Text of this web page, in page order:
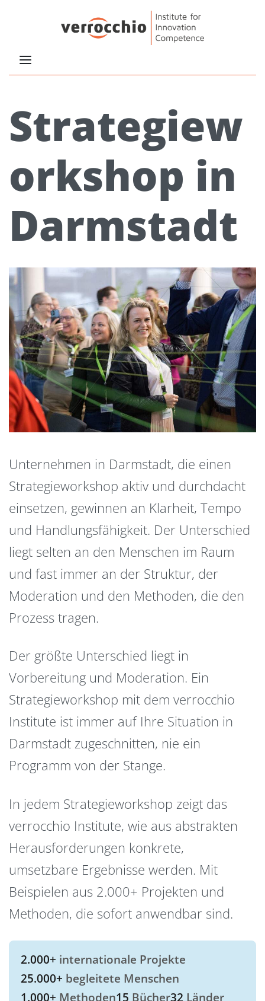
Strategiew
orkshop in
Darmstadt
Unternehmen in Darmstadt, die einen
Strategieworkshop aktiv und durchdacht
einsetzen, gewinnen an Klarheit, Tempo
und Handlungsfähigkeit. Der Unterschied
liegt selten an den Menschen im Raum
und fast immer an der Struktur, der
Moderation und den Methoden, die den
Prozess tragen.
Der größte Unterschied liegt in
Vorbereitung und Moderation. Ein
Strategieworkshop mit dem verrocchio
Institute ist immer auf Ihre Situation in
Darmstadt zugeschnitten, nie ein
Programm von der Stange.
In jedem Strategieworkshop zeigt das
verrocchio Institute, wie aus abstrakten
Herausforderungen konkrete,
umsetzbare Ergebnisse werden. Mit
Beispielen aus 2.000+ Projekten und
Methoden, die sofort anwendbar sind.
2.000+ internationale Projekte
25.000+ begleitete Menschen
1.000+ Methoden15 Bücher32 Länder